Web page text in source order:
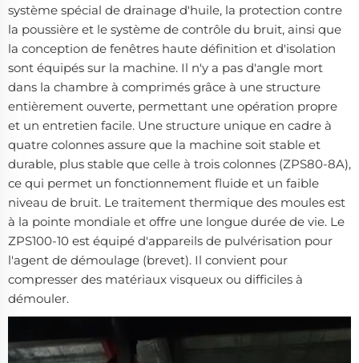
système spécial de drainage d'huile, la protection contre
la poussière et le système de contrôle du bruit, ainsi que
la conception de fenêtres haute définition et d'isolation
sont équipés sur la machine. Il n'y a pas d'angle mort
dans la chambre à comprimés grâce à une structure
entièrement ouverte, permettant une opération propre
et un entretien facile. Une structure unique en cadre à
quatre colonnes assure que la machine soit stable et
durable, plus stable que celle à trois colonnes (ZPS80-8A),
ce qui permet un fonctionnement fluide et un faible
niveau de bruit. Le traitement thermique des moules est
à la pointe mondiale et offre une longue durée de vie. Le
ZPS100-10 est équipé d'appareils de pulvérisation pour
l'agent de démoulage (brevet). Il convient pour
compresser des matériaux visqueux ou difficiles à
démouler.